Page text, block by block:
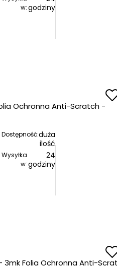
w:godziny
Ochronna Anti-Scratch -
Dostępność:duża
ilość
Wysyłka
w:
24
godziny
3mk Folia Ochronna Anti-